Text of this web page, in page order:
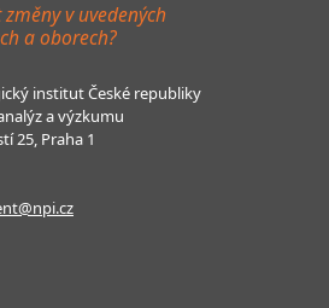
v uvedených
a oborech?
institut České republiky
a výzkumu
25, Praha 1